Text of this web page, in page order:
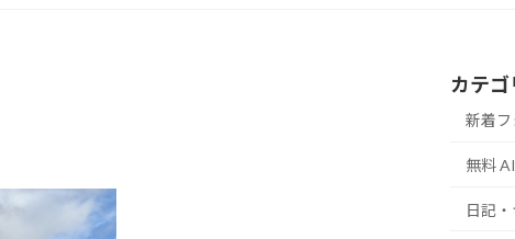
カテゴ
新着
無料
日記